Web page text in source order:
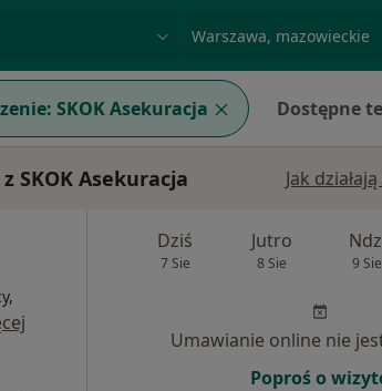
SKOK Asekuracja Dostępne
SKOK Asekuracja Jak
Dziś
7 Sie
Jutro
8 Sie 9 Sie
Umawianie online nie
Poproś o